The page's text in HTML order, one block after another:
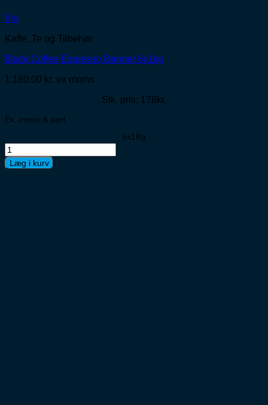
Vis
Kaffe, Te og Tilbehør
Black Coffee Espresso Bønner 6x1kg
1.180,00 kr. ex moms
Stk. pris: 178kr.
Ex. moms & pant
6x1Kg
Black
Coffee
Espresso
Læg i kurv